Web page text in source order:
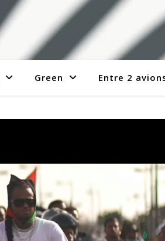
Green Entre 2